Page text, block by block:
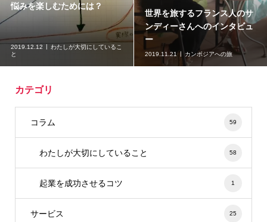
悩みを楽しむためには？
2019.12.12
わたしが大切にしているこ
と
世界を旅するフランス人のサ
ンディーさんへのインタビュ
ー
2019.11.21 カンボジアへの旅
カテゴリ
コラム 59
わたしが大切にしていること 58
起業を成功させるコツ 1
サービス 25